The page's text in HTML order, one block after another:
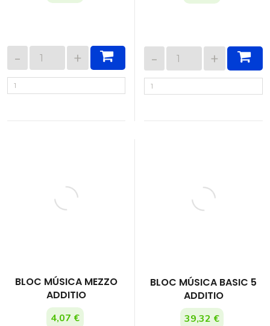
BLOC MÚSICA MEZZO
ADDITIO
4,07 €
BLOC MÚSICA BASIC 5
ADDITIO
39,32 €